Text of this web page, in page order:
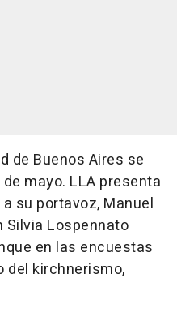
de Buenos Aires se
mayo. LLA presenta
su portavoz, Manuel
Silvia Lospennato
en las encuestas
del kirchnerismo,